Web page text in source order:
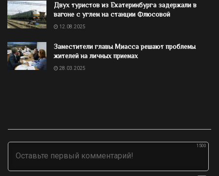
Двух туристов из Екатеринбурга задержали в
вагоне с углем на станции Флюсовой
12.08.2025
Заместители главы Миасса решают проблемы
жителей на личных приемах
28.03.2025
1500